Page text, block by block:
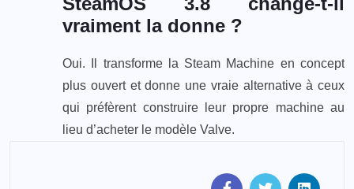
vraiment la donne ?
Oui. Il transforme la Steam Machine en concept
plus ouvert et donne une vraie alternative à ceux
qui préfèrent construire leur propre machine au
lieu d’acheter le modèle Valve.